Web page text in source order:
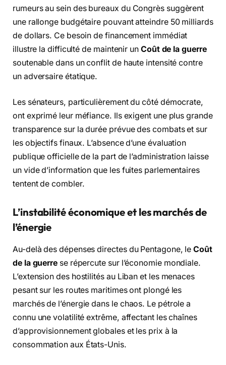
rumeurs au sein des bureaux du Congrès suggèrent
une rallonge budgétaire pouvant atteindre 50 milliards
de dollars. Ce besoin de financement immédiat
illustre la difficulté de maintenir un Coût de la guerre
soutenable dans un conflit de haute intensité contre
un adversaire étatique.
Les sénateurs, particulièrement du côté démocrate,
ont exprimé leur méfiance. Ils exigent une plus grande
transparence sur la durée prévue des combats et sur
les objectifs finaux. L’absence d’une évaluation
publique officielle de la part de l’administration laisse
un vide d’information que les fuites parlementaires
tentent de combler.
L’instabilité économique et les marchés de
l’énergie
Au-delà des dépenses directes du Pentagone, leCoût
de la guerre se répercute sur l’économie mondiale.
L’extension des hostilités au Liban et les menaces
pesant sur les routes maritimes ont plongé les
marchés de l’énergie dans le chaos. Le pétrole a
connu une volatilité extrême, affectant les chaînes
d’approvisionnement globales et les prix à la
consommation aux États-Unis.